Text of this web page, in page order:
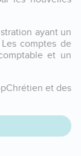
ayant un
comptes de
et un
et des